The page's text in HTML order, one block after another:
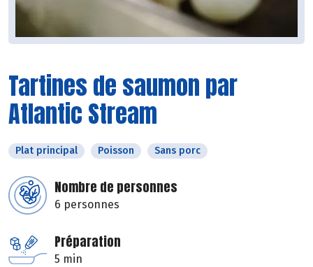
Tartines de saumon par
Atlantic Stream
Plat principal Poisson Sans porc
Nombre de personnes
6 personnes
Préparation
5 min